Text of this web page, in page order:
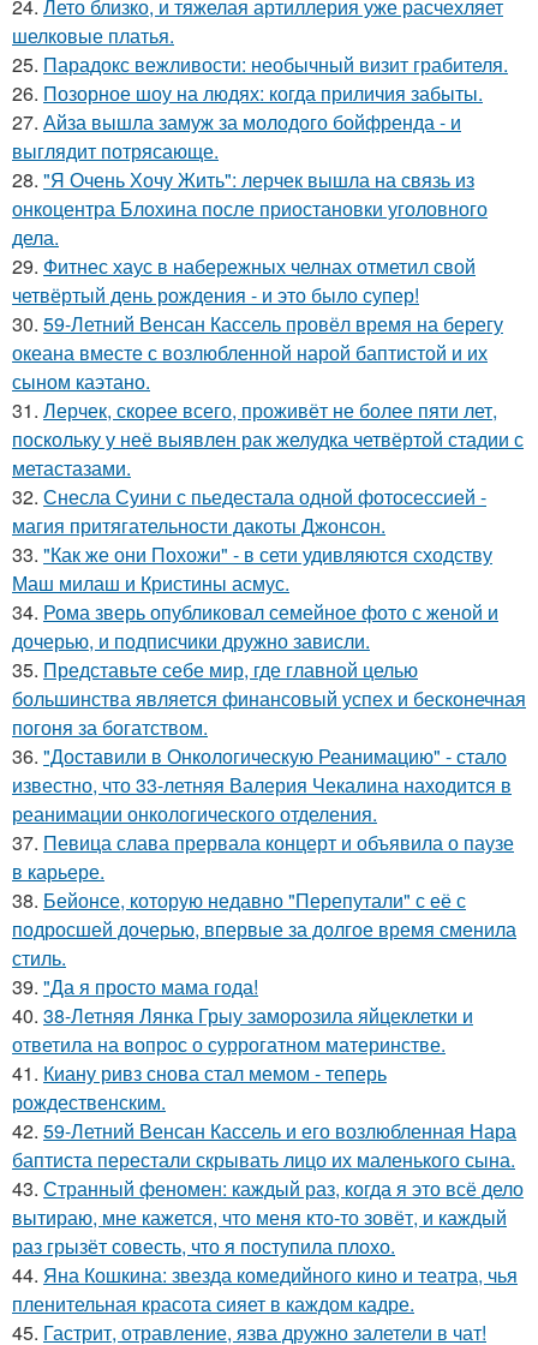
24. Лето близко, и тяжелая артиллерия уже расчехляет
шелковые платья.
25. Парадокс вежливости: необычный визит грабителя.
26. Позорное шоу на людях: когда приличия забыты.
27. Айза вышла замуж за молодого бойфренда - и
выглядит потрясающе.
28. "Я Очень Хочу Жить": лерчек вышла на связь из
онкоцентра Блохина после приостановки уголовного
дела.
29. Фитнес хаус в набережных челнах отметил свой
четвёртый день рождения - и это было супер!
30. 59-Летний Венсан Кассель провёл время на берегу
океана вместе с возлюбленной нарой баптистой и их
сыном каэтано.
31. Лерчек, скорее всего, проживёт не более пяти лет,
поскольку у неё выявлен рак желудка четвёртой стадии с
метастазами.
32. Снесла Суини с пьедестала одной фотосессией -
магия притягательности дакоты Джонсон.
33. "Как же они Похожи" - в сети удивляются сходству
Маш милаш и Кристины асмус.
34. Рома зверь опубликовал семейное фото с женой и
дочерью, и подписчики дружно зависли.
35. Представьте себе мир, где главной целью
большинства является финансовый успех и бесконечная
погоня за богатством.
36. "Доставили в Онкологическую Реанимацию" - стало
известно, что 33-летняя Валерия Чекалина находится в
реанимации онкологического отделения.
37. Певица слава прервала концерт и объявила о паузе
в карьере.
38. Бейонсе, которую недавно "Перепутали" с её с
подросшей дочерью, впервые за долгое время сменила
стиль.
39. "Да я просто мама года!
40. 38-Летняя Лянка Грыу заморозила яйцеклетки и
ответила на вопрос о суррогатном материнстве.
41. Киану ривз снова стал мемом - теперь
рождественским.
42. 59-Летний Венсан Кассель и его возлюбленная Нара
баптиста перестали скрывать лицо их маленького сына.
43. Странный феномен: каждый раз, когда я это всё дело
вытираю, мне кажется, что меня кто-то зовёт, и каждый
раз грызёт совесть, что я поступила плохо.
44. Яна Кошкина: звезда комедийного кино и театра, чья
пленительная красота сияет в каждом кадре.
45. Гастрит, отравление, язва дружно залетели в чат!